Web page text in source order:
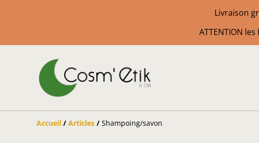
Livraison
ATTENTION
Accueil / Articles / Shampoing/savon